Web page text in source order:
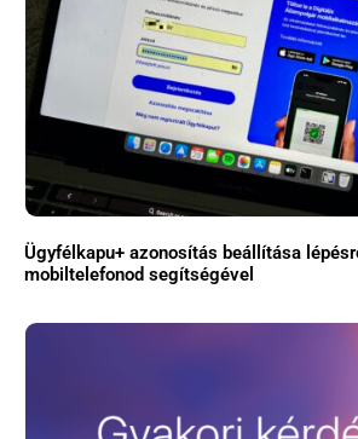
Ügyfélkapu+ azonosítás beállítása
mobiltelefonod segítségével